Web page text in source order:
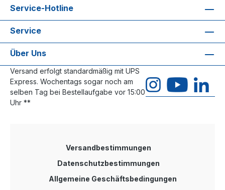
Service-Hotline
Service
Über Uns
Versand erfolgt standardmäßig mit UPS
Express. Wochentags sogar noch am
selben Tag bei Bestellaufgabe vor 15:00
Uhr **
Versandbestimmungen
Datenschutzbestimmungen
Allgemeine Geschäftsbedingungen